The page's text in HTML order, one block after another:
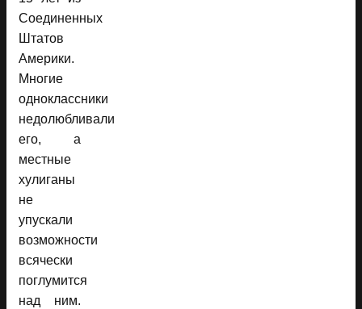
Соединенных
Штатов
Америки.
Многие
одноклассники
недолюбливали
его, а
местные
хулиганы
не
упускали
возможности
всячески
поглумится
над ним.